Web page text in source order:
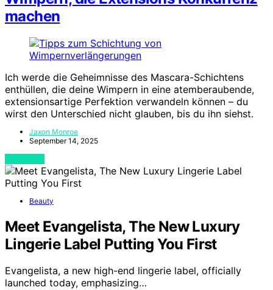
machen
Ich werde die Geheimnisse des Mascara-Schichtens
enthüllen, die deine Wimpern in eine atemberaubende,
extensionsartige Perfektion verwandeln können – du
wirst den Unterschied nicht glauben, bis du ihn siehst.
Jaxon Monroe
September 14, 2025
Beauty
Meet Evangelista, The New Luxury
Lingerie Label Putting You First
Evangelista, a new high-end lingerie label, officially
launched today, emphasizing…